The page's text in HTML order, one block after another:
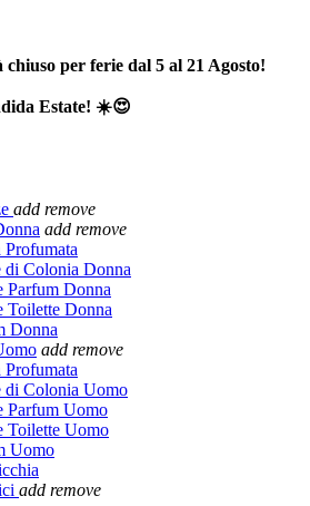
per ferie dal 5 al 21 Agosto!
Estate! ☀️😍
add remove
add remove
Profumata
di Colonia Donna
Parfum Donna
Toilette Donna
Donna
add remove
Profumata
di Colonia Uomo
Parfum Uomo
Toilette Uomo
Uomo
add remove